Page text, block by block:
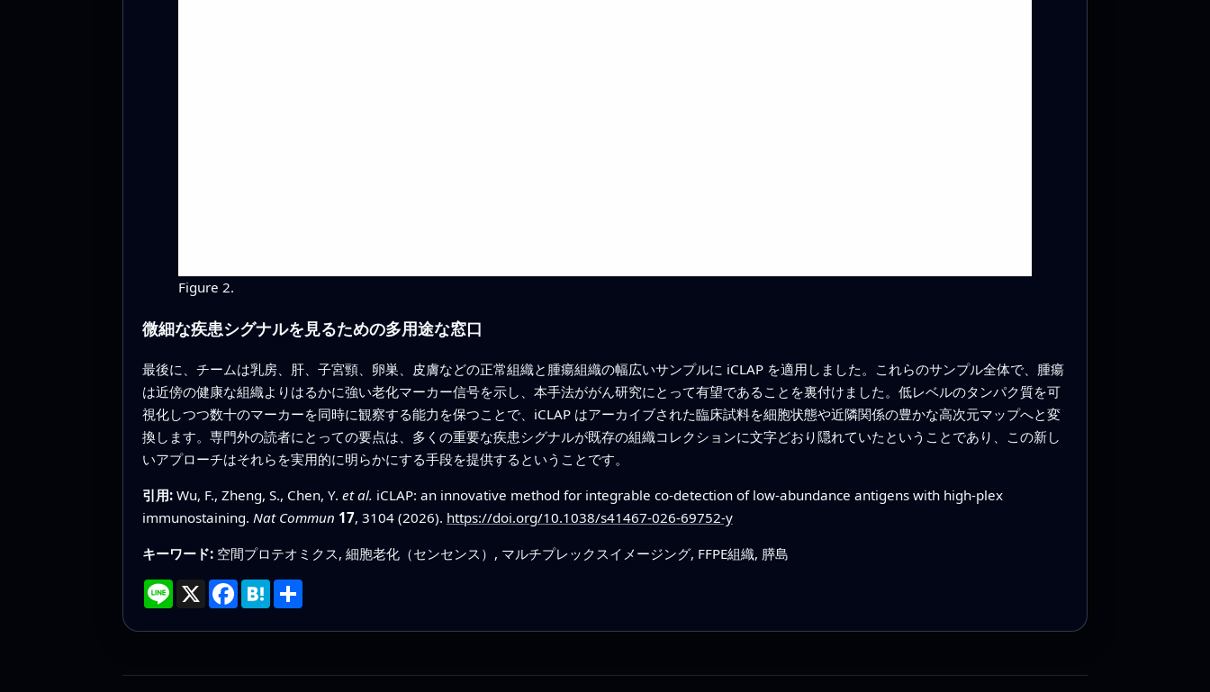
Figure 2.
微細な疾患シグナルを見るための多用途な窓口
最後に、チームは乳房、肝、子宮頸、卵巣、皮膚などの正常組織と腫瘍組織の幅広いサンプルに iCLAP を適用しました。これらのサンプル全体で、腫瘍
は近傍の健康な組織よりはるかに強い老化マーカー信号を示し、本手法ががん研究にとって有望であることを裏付けました。低レベルのタンパク質を可
視化しつつ数十のマーカーを同時に観察する能力を保つことで、iCLAP はアーカイブされた臨床試料を細胞状態や近隣関係の豊かな高次元マップへと変
換します。専門外の読者にとっての要点は、多くの重要な疾患シグナルが既存の組織コレクションに文字どおり隠れていたということであり、この新し
いアプローチはそれらを実用的に明らかにする手段を提供するということです。
引用: Wu, F., Zheng, S., Chen, Y. et al. iCLAP: an innovative method for integrable co-detection of low-abundance antigens with high-plex
immunostaining. Nat Commun 17, 3104 (2026). https://doi.org/10.1038/s41467-026-69752-y
キーワード: 空間プロテオミクス, 細胞老化（センセンス）, マルチプレックスイメージング, FFPE組織, 膵島
Line X Facebook
Hatena
共
有